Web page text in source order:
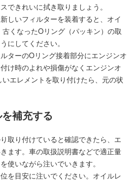
できれいに拭き取りましょう。
しいフィルターを装着すると、オイ
くなったOリング（パッキン）の取
にしてください。
ターのOリング接着部分にエンジンオ
け時のよれや損傷がなくエンジンオ
エレメントを取り付けたら、元の状
補充する
取り付けていると確認できたら、エ
ます。車の取扱説明書などで適正量
使いながら注いでいきます。
を目安に注いでください。オイルレ